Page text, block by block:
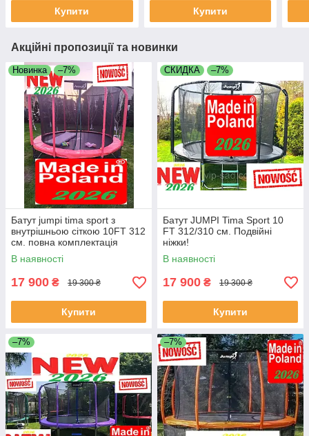
Купити Купити
Акційні пропозиції та новинки
Новинка –7%
Батут jumpi tima sport з
внутрішньою сіткою 10FT 312
см. повна комплектація
В наявності
17 900 ₴ 19 300 ₴
Купити
СКИДКА –7%
Батут JUMPI Tima Sport 10
FT 312/310 см. Подвійні
ніжки!
В наявності
17 900 ₴ 19 300 ₴
Купити
–7% –7%